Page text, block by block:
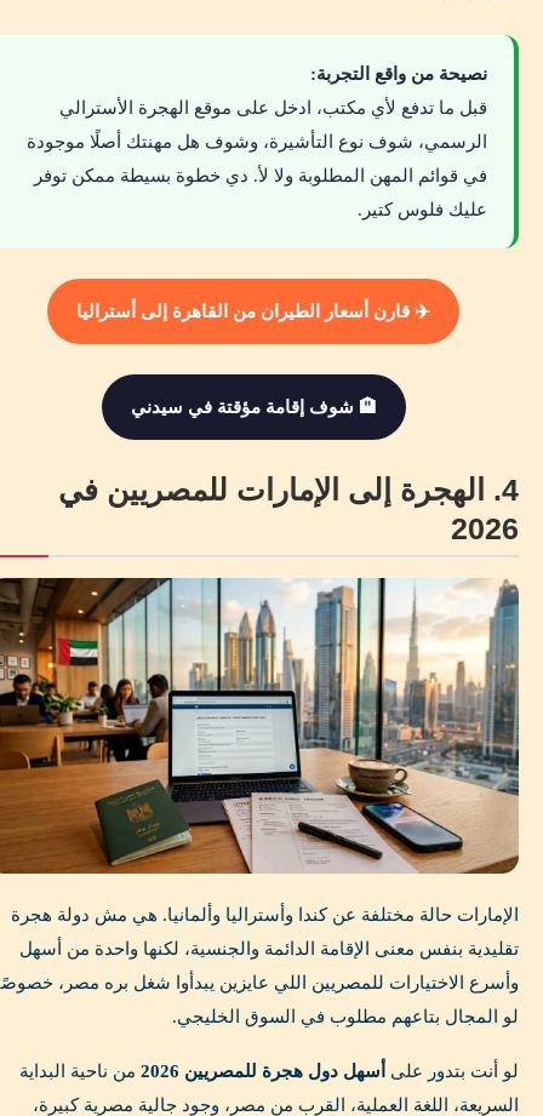
نصيحة من واقع التجربة:
قبل ما تدفع لأي مكتب، ادخل على موقع الهجرة الأسترالي
الرسمي، شوف نوع التأشيرة، وشوف هل مهنتك أصلًا موجودة
في قوائم المهن المطلوبة ولا لأ. دي خطوة بسيطة ممكن توفر
عليك فلوس كتير.
✈️ قارن أسعار الطيران من القاهرة إلى أستراليا
🏨 شوف إقامة مؤقتة في سيدني
4. الهجرة إلى الإمارات للمصريين في
2026
الإمارات حالة مختلفة عن كندا وأستراليا وألمانيا. هي مش دولة هجرة
تقليدية بنفس معنى الإقامة الدائمة والجنسية، لكنها واحدة من أسهل
وأسرع الاختيارات للمصريين اللي عايزين يبدأوا شغل بره مصر،
لو المجال بتاعهم مطلوب في السوق الخليجي.
لو أنت بتدور على أسهل دول هجرة للمصريين 2026
من ناحية البداية
السريعة، اللغة العملية، القرب من مصر، وجود جالية مصرية كبيرة،